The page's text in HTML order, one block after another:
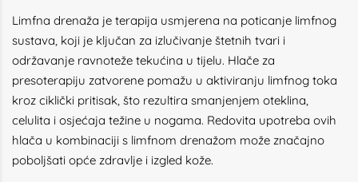
Limfna drenaža je terapija usmjerena na poticanje limfnog
sustava, koji je ključan za izlučivanje štetnih tvari i
održavanje ravnoteže tekućina u tijelu. Hlače za
presoterapiju zatvorene pomažu u aktiviranju limfnog toka
kroz ciklički pritisak, što rezultira smanjenjem oteklina,
celulita i osjećaja težine u nogama. Redovita upotreba ovih
hlača u kombinaciji s limfnom drenažom može značajno
poboljšati opće zdravlje i izgled kože.